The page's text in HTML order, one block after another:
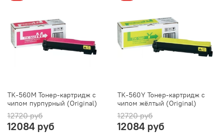
TK-560M Тонер-картридж с
чипом пурпурный (Original)
12720 руб
12084 руб
TK-560Y Тонер-картридж с
чипом жёлтый (Original)
12720 руб
12084 руб